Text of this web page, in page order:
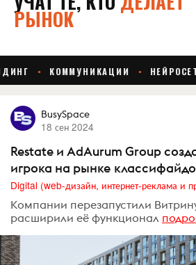
BusySpace
18 сен 2024
Restate и AdAurum Group
игрока на рынке
Компании перезапустили
расширили её функционал